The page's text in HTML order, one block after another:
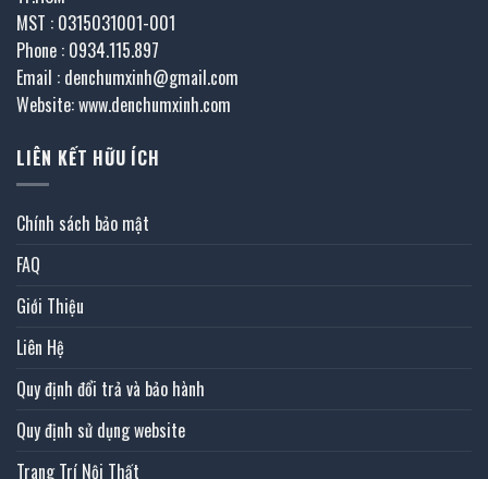
MST : 0315031001-001
Phone : 0934.115.897
Email : denchumxinh@gmail.com
Website: www.denchumxinh.com
LIÊN KẾT HỮU ÍCH
Chính sách bảo mật
FAQ
Giới Thiệu
Liên Hệ
Quy định đổi trả và bảo hành
Quy định sử dụng website
Trang Trí Nội Thất